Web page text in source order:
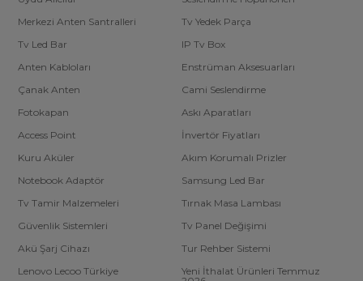
Merkezi Anten Santralleri
Tv Yedek Parça
Tv Led Bar
IP Tv Box
Anten Kabloları
Enstrüman Aksesuarları
Çanak Anten
Cami Seslendirme
Fotokapan
Askı Aparatları
Access Point
İnvertör Fiyatları
Kuru Aküler
Akım Korumalı Prizler
Notebook Adaptör
Samsung Led Bar
Tv Tamir Malzemeleri
Tırnak Masa Lambası
Güvenlik Sistemleri
Tv Panel Değişimi
Akü Şarj Cihazı
Tur Rehber Sistemi
Lenovo Lecoo Türkiye
Yeni İthalat Ürünleri Temmuz